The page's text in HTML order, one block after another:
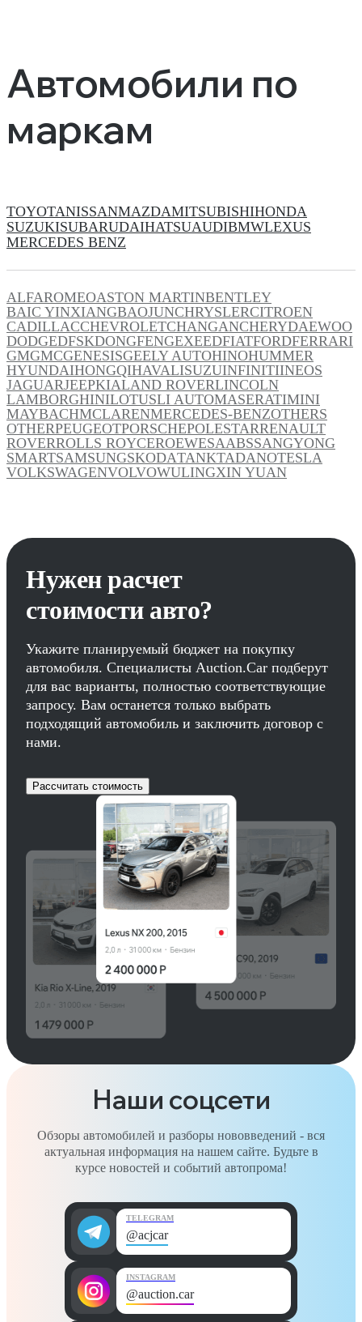
Автомобили по
маркам
TOYOTANISSANMAZDAMITSUBISHIHONDA
SUZUKISUBARUDAIHATSUAUDIBMWLEXUS
MERCEDES BENZ
ALFAROMEOASTON MARTINBENTLEY
BAIC YINXIANGBAOJUNCHRYSLERCITROEN
CADILLACCHEVROLETCHANGANCHERYDAEWOO
DODGEDFSKDONGFENGEXEEDFIATFORDFERRARI
GMGMCGENESISGEELY AUTOHINOHUMMER
HYUNDAIHONGQIHAVALISUZUINFINITIINEOS
JAGUARJEEPKIALAND ROVERLINCOLN
LAMBORGHINILOTUSLI AUTOMASERATIMINI
MAYBACHMCLARENMERCEDES-BENZOTHERS
OTHERPEUGEOTPORSCHEPOLESTARRENAULT
ROVERROLLS ROYCEROEWESAABSSANGYONG
SMARTSAMSUNGSKODATANKTADANOTESLA
VOLKSWAGENVOLVOWULINGXIN YUAN
Нужен расчет
стоимости авто?
Укажите планируемый бюджет на покупку
автомобиля. Специалисты Auction.Car подберут
для вас варианты, полностью соответствующие
запросу. Вам останется только выбрать
подходящий автомобиль и заключить договор с
нами.
Рассчитать стоимость
Наши соцсети
Обзоры автомобилей и разборы нововведений - вся
актуальная информация на нашем сайте. Будьте в
курсе новостей и событий автопрома!
TELEGRAM
@acjcar
INSTAGRAM
@auction.car